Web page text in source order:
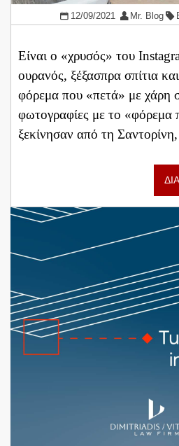
12/09/2021 Mr. Blog
Είναι ο «χρυσός» του
ουρανός, ξέξασπρα σπίτια
φόρεμα που «πετά» με χάρη
φωτογραφίες με το «φόρεμα
ξεκίνησαν από τη